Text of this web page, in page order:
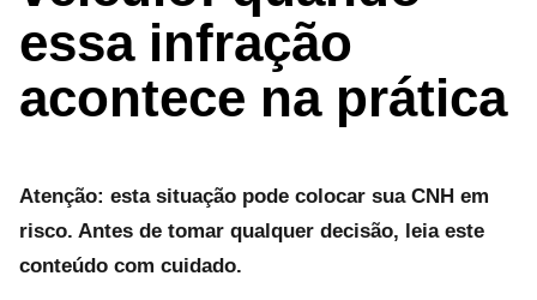
essa infração
acontece na prática
Atenção: esta situação pode colocar sua CNH em
risco. Antes de tomar qualquer decisão, leia este
conteúdo com cuidado.